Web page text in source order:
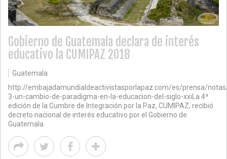
Gobierno de Guatemala declara de interés
educativo la CUMIPAZ 2018
Guatemala
http://embajadamundialdeactivistasporlapaz.com/es/prensa/
3-un-cambio-de-paradigma-en-la-educacion-del-siglo-xxiLa 4ª
edición de la Cumbre de Integración por la Paz, CUMIPAZ, recibió
decreto nacional de interés educativo por el Gobierno de
Guatemala.